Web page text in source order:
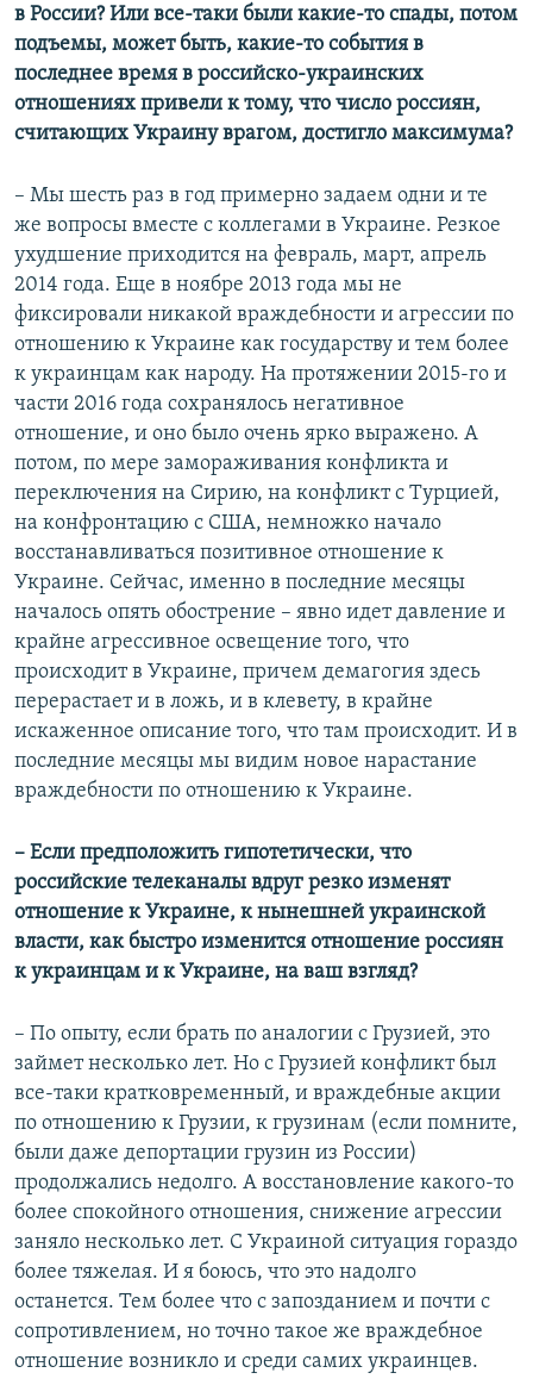
в России? Или все-таки были какие-то спады, потом
подъемы, может быть, какие-то события в
последнее время в российско-украинских
отношениях привели к тому, что число россиян,
считающих Украину врагом, достигло максимума?
– Мы шесть раз в год примерно задаем одни и те
же вопросы вместе с коллегами в Украине. Резкое
ухудшение приходится на февраль, март, апрель
2014 года. Еще в ноябре 2013 года мы не
фиксировали никакой враждебности и агрессии по
отношению к Украине как государству и тем более
к украинцам как народу. На протяжении 2015-го и
части 2016 года сохранялось негативное
отношение, и оно было очень ярко выражено. А
потом, по мере замораживания конфликта и
переключения на Сирию, на конфликт с Турцией,
на конфронтацию с США, немножко начало
восстанавливаться позитивное отношение к
Украине. Сейчас, именно в последние месяцы
началось опять обострение – явно идет давление и
крайне агрессивное освещение того, что
происходит в Украине, причем демагогия здесь
перерастает и в ложь, и в клевету, в крайне
искаженное описание того, что там происходит. И в
последние месяцы мы видим новое нарастание
враждебности по отношению к Украине.
–​ Если предположить гипотетически, что
российские телеканалы вдруг резко изменят
отношение к Украине, к нынешней украинской
власти, как быстро изменится отношение россиян
к украинцам и к Украине, на ваш взгляд?
– По опыту, если брать по аналогии с Грузией, это
займет несколько лет. Но с Грузией конфликт был
все-таки кратковременный, и враждебные акции
по отношению к Грузии, к грузинам (если помните,
были даже депортации грузин из России)
продолжались недолго. А восстановление какого-то
более спокойного отношения, снижение агрессии
заняло несколько лет. С Украиной ситуация гораздо
более тяжелая. И я боюсь, что это надолго
останется. Тем более что с запозданием и почти с
сопротивлением, но точно такое же враждебное
отношение возникло и среди самих украинцев.